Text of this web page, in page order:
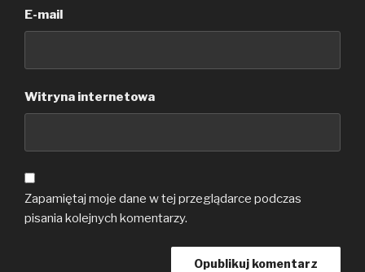
E-mail
Witryna internetowa
Zapamiętaj moje dane w tej przeglądarce podczas
pisania kolejnych komentarzy.